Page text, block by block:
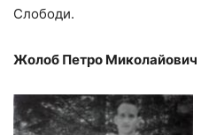
Слободи.
Жолоб Петро Миколайович